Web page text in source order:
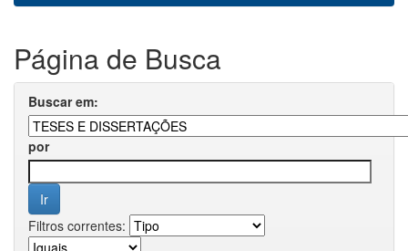
Página de Busca
Buscar em:
por
Filtros correntes: